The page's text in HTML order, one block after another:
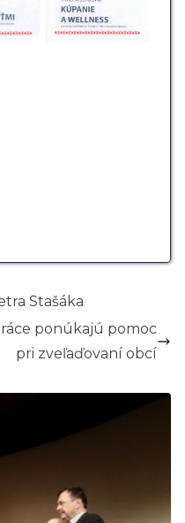
Stašáka
ponúkajú pomoc
pri zveľaďovaní obcí